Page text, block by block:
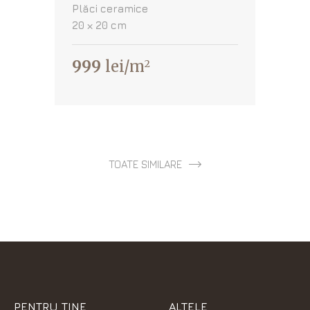
Plăci ceramice
20 х 20 cm
999 lei/m2
TOATE SIMILARE
PENTRU TINE ALTELE